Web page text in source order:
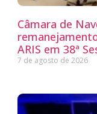
Câmara de
ARIS em 38ª
7 de agosto de 2026